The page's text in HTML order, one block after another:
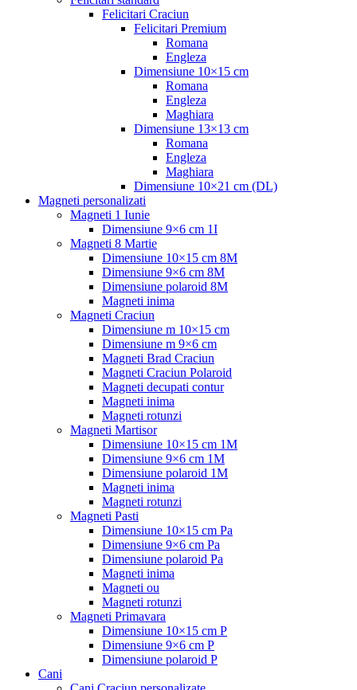
Felicitari Craciun
Felicitari Premium
Romana
Engleza
Dimensiune 10×15 cm
Romana
Engleza
Maghiara
Dimensiune 13×13 cm
Romana
Engleza
Maghiara
Dimensiune 10×21 cm (DL)
Magneti personalizati
Magneti 1 Iunie
Dimensiune 9×6 cm 1I
Magneti 8 Martie
Dimensiune 10×15 cm 8M
Dimensiune 9×6 cm 8M
Dimensiune polaroid 8M
Magneti inima
Magneti Craciun
Dimensiune m 10×15 cm
Dimensiune m 9×6 cm
Magneti Brad Craciun
Magneti Craciun Polaroid
Magneti decupati contur
Magneti inima
Magneti rotunzi
Magneti Martisor
Dimensiune 10×15 cm 1M
Dimensiune 9×6 cm 1M
Dimensiune polaroid 1M
Magneti inima
Magneti rotunzi
Magneti Pasti
Dimensiune 10×15 cm Pa
Dimensiune 9×6 cm Pa
Dimensiune polaroid Pa
Magneti inima
Magneti ou
Magneti rotunzi
Magneti Primavara
Dimensiune 10×15 cm P
Dimensiune 9×6 cm P
Dimensiune polaroid P
Cani